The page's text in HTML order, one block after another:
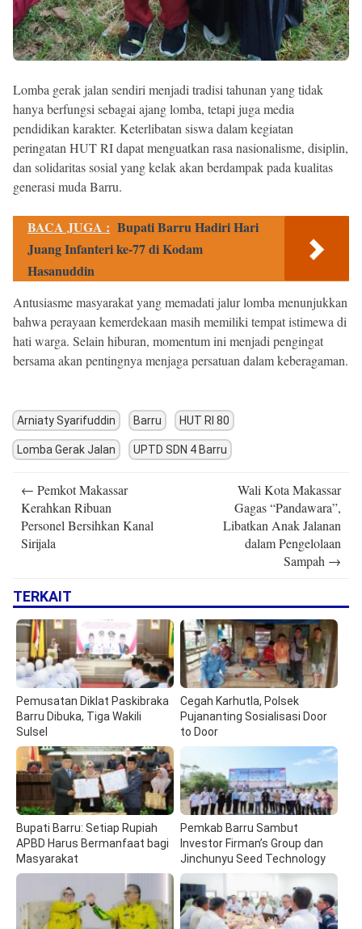
Lomba gerak jalan sendiri menjadi tradisi tahunan yang tidak
hanya berfungsi sebagai ajang lomba, tetapi juga media
pendidikan karakter. Keterlibatan siswa dalam kegiatan
peringatan HUT RI dapat menguatkan rasa nasionalisme, disiplin,
dan solidaritas sosial yang kelak akan berdampak pada kualitas
generasi muda Barru.
BACA JUGA : Bupati Barru Hadiri Hari
Juang Infanteri ke-77 di Kodam
Hasanuddin
Antusiasme masyarakat yang memadati jalur lomba menunjukkan
bahwa perayaan kemerdekaan masih memiliki tempat istimewa di
hati warga. Selain hiburan, momentum ini menjadi pengingat
bersama akan pentingnya menjaga persatuan dalam keberagaman.
Arniaty Syarifuddin Barru HUT RI 80
Lomba Gerak Jalan UPTD SDN 4 Barru
navigation
← Pemkot Makassar
Kerahkan Ribuan
Personel Bersihkan Kanal
Sirijala
Wali Kota Makassar
Gagas “Pandawara”,
Libatkan Anak Jalanan
dalam Pengelolaan
Sampah →
TERKAIT
Pemusatan Diklat Paskibraka
Barru Dibuka, Tiga Wakili
Sulsel
Cegah Karhutla, Polsek
Pujananting Sosialisasi Door
to Door
Bupati Barru: Setiap Rupiah
APBD Harus Bermanfaat bagi
Masyarakat
Pemkab Barru Sambut
Investor Firman’s Group dan
Jinchunyu Seed Technology